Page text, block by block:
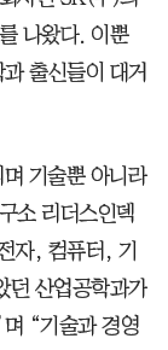
나왔다. 이뿐
출신들이 대거
기술뿐 아니라
소 리더스인덱
자, 컴퓨터, 기
던 산업공학과가
“기술과 경영